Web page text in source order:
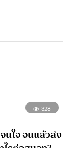
328
นใจ จนแล้วส่ง